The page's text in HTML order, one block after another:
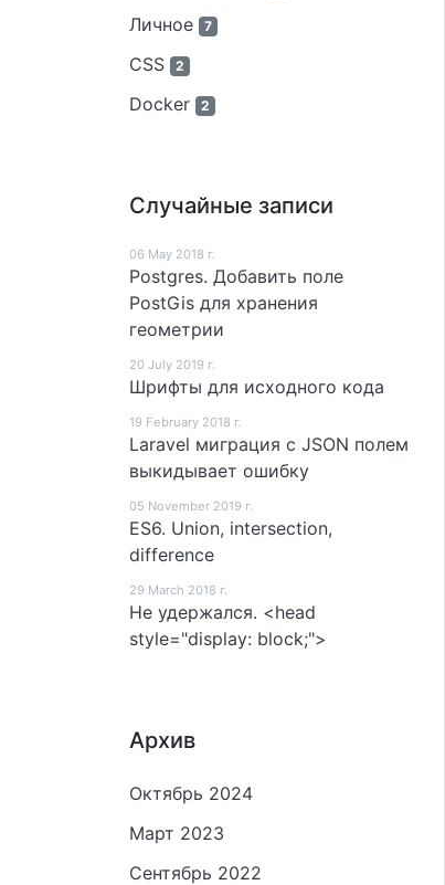
Личное 7
CSS 2
Docker 2
Случайные записи
06 May 2018 г.
Postgres. Добавить поле
PostGis для хранения
геометрии
20 July 2019 г.
Шрифты для исходного кода
19 February 2018 г.
Laravel миграция с JSON полем
выкидывает ошибку
05 November 2019 г.
ES6. Union, intersection,
difference
29 March 2018 г.
Не удержался. <head
style="display: block;">
Архив
Октябрь 2024
Март 2023
Сентябрь 2022